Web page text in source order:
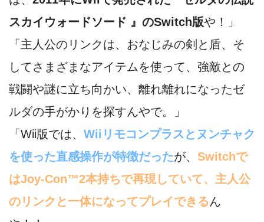
スカイウォードソード 』のSwitch版や！」
「主人公のリンクは、おなじみの剣と盾、そ
してさまざまなアイテムを使って、強敵との
戦闘や謎に立ち向かい、離れ離れになったゼ
ルダの手がかりを探すんやで。」
「Wii版では、 Wiiリモコンプラスとヌンチャク
を使った直感操作が特徴だったが、 Switchで
はJoy-Con™2本持ちで再現していて、主人公
のリンクと一体になってプレイできるん